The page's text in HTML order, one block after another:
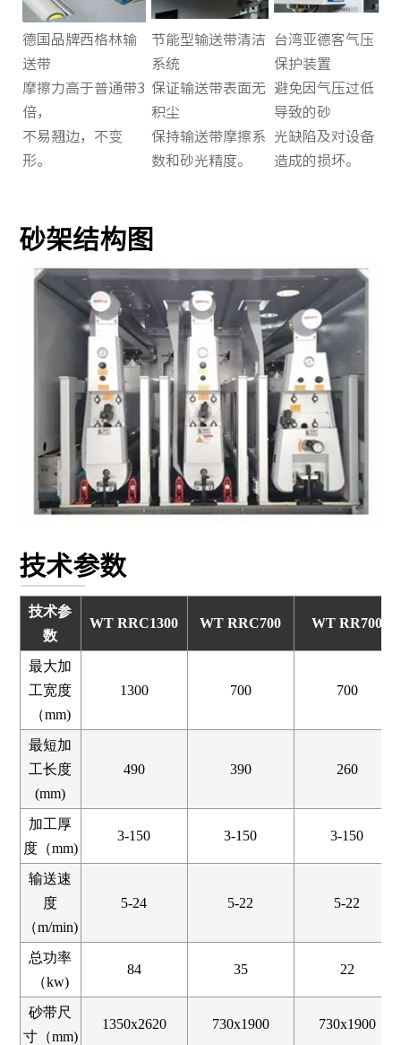
德国品牌西格林输
送带
摩擦力高于普通带3
倍，
不易翘边，不变
形。
节能型输送带清洁
系统
保证输送带表面无
积尘
保持输送带摩擦系
数和砂光精度。
台湾亚德客气压
保护装置
避免因气压过低
导致的砂
光缺陷及对设备
造成的损坏。
砂架结构图
技术参数
技术参
数
WT RRC1300 WT RRC700 WT RR700
最大加
工宽度
（mm)
1300 700 700
最短加
工长度
(mm)
490 390 260
加工厚
度（mm)
3-150 3-150 3-150
输送速
度
（m/min)
5-24 5-22 5-22
总功率
（kw)
84 35 22
砂带尺
寸（mm)
1350x2620 730x1900 730x1900